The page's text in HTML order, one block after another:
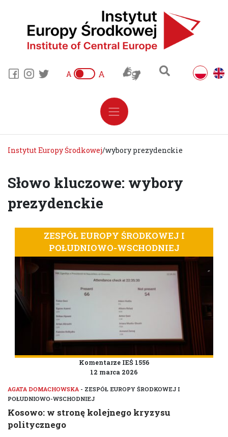
A A
Instytut Europy Środkowej/wybory prezydenckie
Słowo kluczowe: wybory
prezydenckie
ZESPÓŁ EUROPY ŚRODKOWEJ I
POŁUDNIOWO-WSCHODNIEJ
Komentarze IEŚ 1556
12 marca 2026
AGATA DOMACHOWSKA - ZESPÓŁ EUROPY ŚRODKOWEJ I
POŁUDNIOWO-WSCHODNIEJ
Kosowo: w stronę kolejnego kryzysu
politycznego